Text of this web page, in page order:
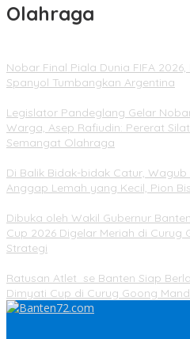
Olahraga
Nobar Final Piala Dunia FIFA
Spanyol Tumbangkan Argentina
Legislator Pandeglang Gelar
Warga, Asep Rafiudin: Pererat
Semangat Olahraga
Di Balik Bidak-bidak Catur,
Anggap Lemah yang Kecil, Pion
Dibuka oleh Wakil Gubernur
Cup 2026 Digelar Meriah di Curug
Strategi
Ratusan Atlet se Banten Siap
Dimyati Cup di Curug Goong